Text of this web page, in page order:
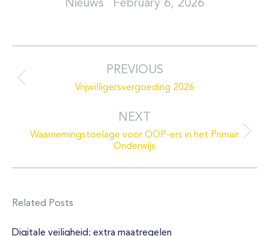
February 6, 2026
PREVIOUS
Previous
post:
Vrijwilligersvergoeding 2026
NEXT
Next
post:
Waarnemingstoelage voor OOP-ers in het Primair
Onderwijs
Related Posts
Digitale veiligheid; extra maatregelen